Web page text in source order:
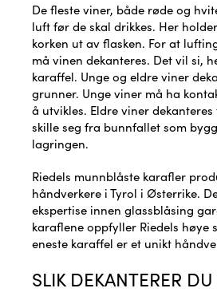
De fleste viner, både røde og
luft før de skal drikkes. Her
korken ut av flasken. For at
må vinen dekanteres. Det vil si,
karaffel. Unge og eldre viner
grunner. Unge viner må ha
å utvikles. Eldre viner
skille seg fra bunnfallet som
lagringen.
Riedels munnblåste karafler
håndverkere i Tyrol i Østerrike.
ekspertise innen glassblåsing
karaflene oppfyller Riedels høye
eneste karaffel er et unikt
SLIK DEKANTERER DU